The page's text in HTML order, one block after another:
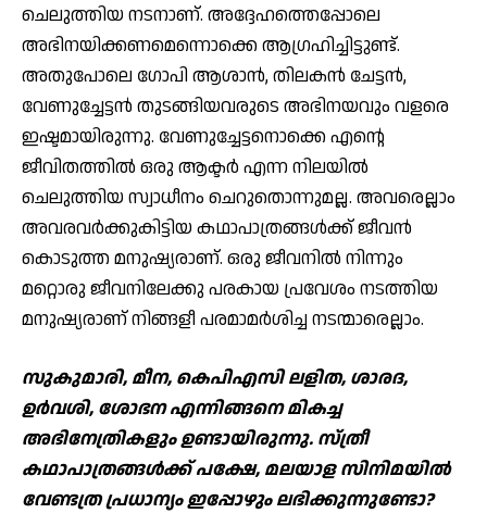
ചെലുത്തിയ നടനാണ്. അദ്ദേഹത്തെപ്പോലെ
അഭിനയിക്കണമെന്നൊക്കെ ആഗ്രഹിച്ചിട്ടുണ്ട്.
അതുപോലെ ഗോപി ആശാന്‍, തിലകന്‍ ചേട്ടന്‍,
വേണുച്ചേട്ടന്‍ തുടങ്ങിയവരുടെ അഭിനയവും വളരെ
ഇഷ്ടമായിരുന്നു. വേണുച്ചേട്ടനൊക്കെ എന്റെ
ജീവിതത്തില്‍ ഒരു ആക്ടര്‍ എന്ന നിലയില്‍
ചെലുത്തിയ സ്വാധീനം ചെറുതൊന്നുമല്ല. അവരെല്ലാം
അവരവര്‍ക്കുകിട്ടിയ കഥാപാത്രങ്ങള്‍ക്ക് ജീവന്‍
കൊടുത്ത മനുഷ്യരാണ്. ഒരു ജീവനില്‍ നിന്നും
മറ്റൊരു ജീവനിലേക്കു പരകായ പ്രവേശം നടത്തിയ
മനുഷ്യരാണ് നിങ്ങളീ പരമാമര്‍ശിച്ച നടന്മാരെല്ലാം.
സുകുമാരി, മീന, കെപിഎസി ലളിത, ശാരദ,
ഉര്‍വശി, ശോഭന എന്നിങ്ങനെ മികച്ച
അഭിനേത്രികളും ഉണ്ടായിരുന്നു. സ്ത്രീ
കഥാപാത്രങ്ങള്‍ക്ക് പക്ഷേ, മലയാള സിനിമയില്‍
വേണ്ടത്ര പ്രധാന്യം ഇപ്പോഴും ലഭിക്കുന്നുണ്ടോ?